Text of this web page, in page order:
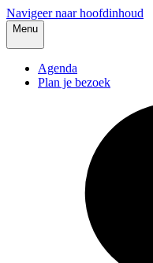
Navigeer naar hoofdinhoud
Menu
Agenda
Plan je bezoek